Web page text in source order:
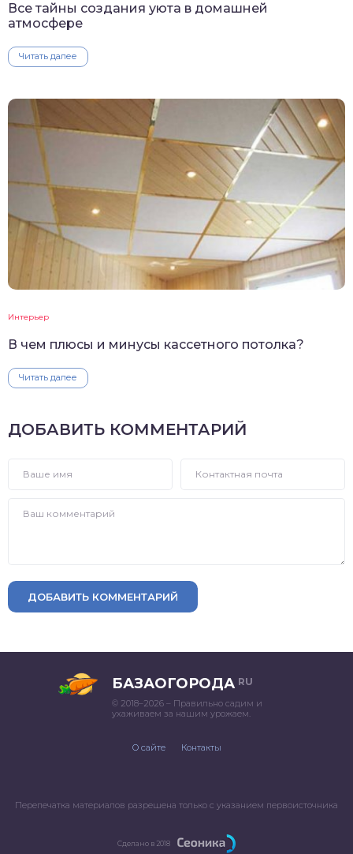
Все тайны создания уюта в домашней
атмосфере
Читать далее
Интерьер
В чем плюсы и минусы кассетного потолка?
Читать далее
ДОБАВИТЬ КОММЕНТАРИЙ
ДОБАВИТЬ КОММЕНТАРИЙ
БАЗАОГОРОДА RU
© 2018–2026 – Правильно садим и
ухаживаем за нашим урожаем.
О сайте Контакты
Перепечатка материалов разрешена только с указанием первоисточника
Сделано в 2018